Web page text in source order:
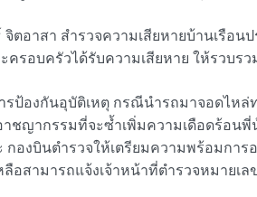
อาสา สำรวจความเสียหายบ้านเรือ
รอบครัวได้รับความเสียหาย ให้รวบรว
ป้องกันอุบัติเหตุ กรณีนำรถมาจอดไห
ชญากรรมที่จะซ้ำเพิ่มความเดือดร้อน
กองบินตำรวจให้เตรียมความพร้อมกา
สามารถแจ้งเจ้าหน้าที่ตำรวจหมายเล